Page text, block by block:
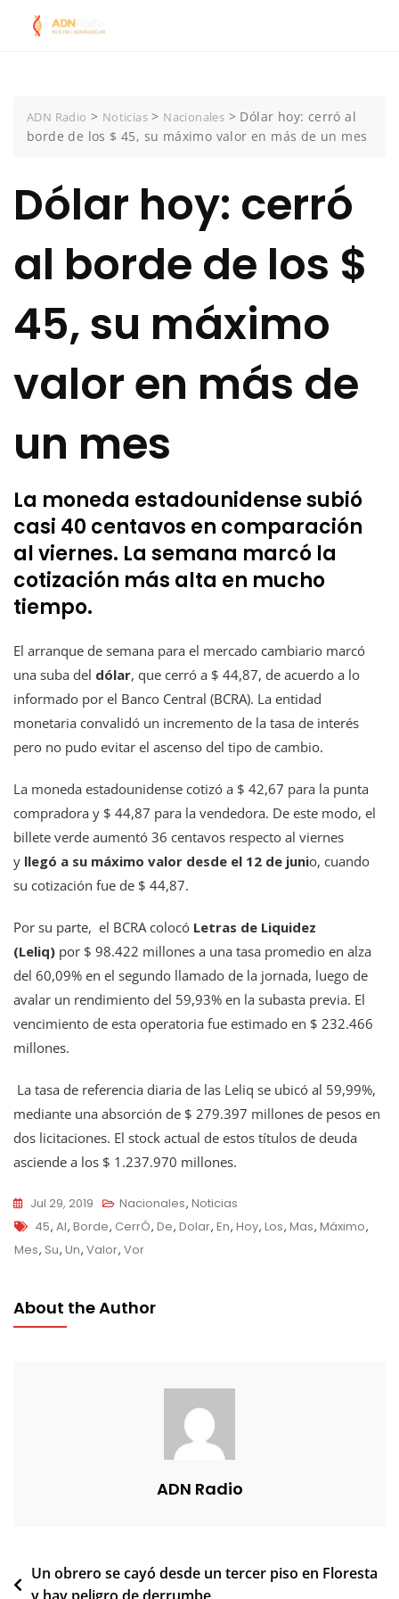
ADN Radio > Noticias > Nacionales > Dólar hoy: cerró al
borde de los $ 45, su máximo valor en más de un mes
Dólar hoy: cerró
al borde de los $
45, su máximo
valor en más de
un mes
La moneda estadounidense subió
casi 40 centavos en comparación
al viernes. La semana marcó la
cotización más alta en mucho
tiempo.
El arranque de semana para el mercado cambiario marcó
una suba del dólar, que cerró a $ 44,87, de acuerdo a lo
informado por el Banco Central (BCRA). La entidad
monetaria convalidó un incremento de la tasa de interés
pero no pudo evitar el ascenso del tipo de cambio.
La moneda estadounidense cotizó a $ 42,67 para la punta
compradora y $ 44,87 para la vendedora. De este modo, el
billete verde aumentó 36 centavos respecto al viernes
y llegó a su máximo valor desde el 12 de junio, cuando
su cotización fue de $ 44,87.
Por su parte, el BCRA colocó Letras de Liquidez
(Leliq) por $ 98.422 millones a una tasa promedio en alza
del 60,09% en el segundo llamado de la jornada, luego de
avalar un rendimiento del 59,93% en la subasta previa. El
vencimiento de esta operatoria fue estimado en $ 232.466
millones.
La tasa de referencia diaria de las Leliq se ubicó al 59,99%,
mediante una absorción de $ 279.397 millones de pesos en
dos licitaciones. El stock actual de estos títulos de deuda
asciende a los $ 1.237.970 millones.
Jul 29, 2019 Nacionales, Noticias
Tags
45, Al, Borde, CerrÓ, De, Dolar, En, Hoy, Los, Mas, Máximo,
Mes, Su, Un, Valor, Vor
About the Author
ADN Radio
Navegación
Un obrero se cayó desde un tercer piso en Floresta
y hay peligro de derrumbe